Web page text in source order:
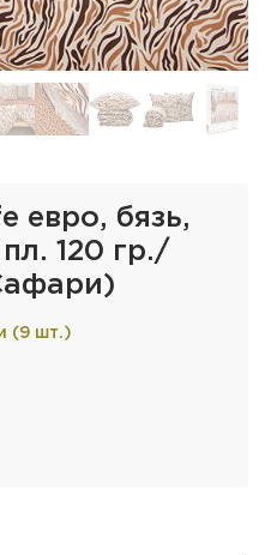
евро, бязь,
120 гр./
(9 шт.)